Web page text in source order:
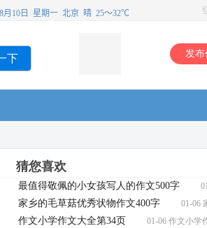
下 发布
猜您喜欢
最值得敬佩的小女孩写人的作文500字
家乡的毛草菇优秀状物作文400字 01-06
作文小学作文大全第34页 01-06 作文小学